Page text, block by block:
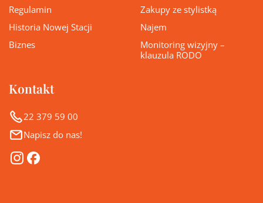
Regulamin
Zakupy ze stylistką
Historia Nowej Stacji
Najem
Biznes
Monitoring wizyjny –
klauzula RODO
Kontakt
22 379 59 00
Napisz do nas!
InstagramFacebook